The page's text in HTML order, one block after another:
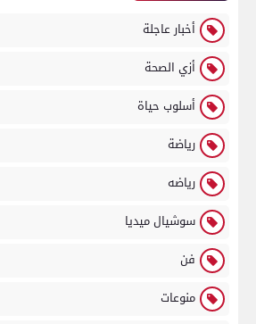
أخبار عاجلة
أزي الصحة
أسلوب حياة
رياضة
رياضه
سوشيال ميديا
فن
منوعات